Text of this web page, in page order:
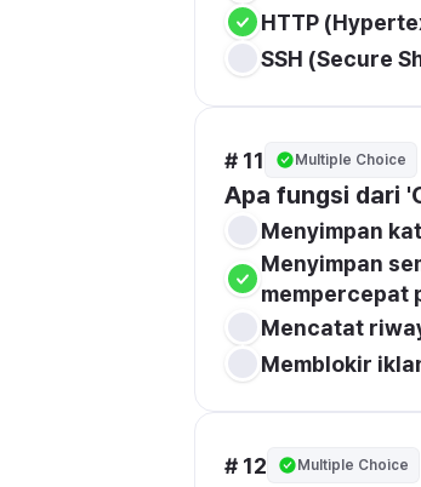
HTTP
SSH (Secure
# 11 Multiple Choice
Apa fungsi dari
Menyimpan
Menyimpan
mempercepat
Mencatat
Memblokir
# 12 Multiple Choice